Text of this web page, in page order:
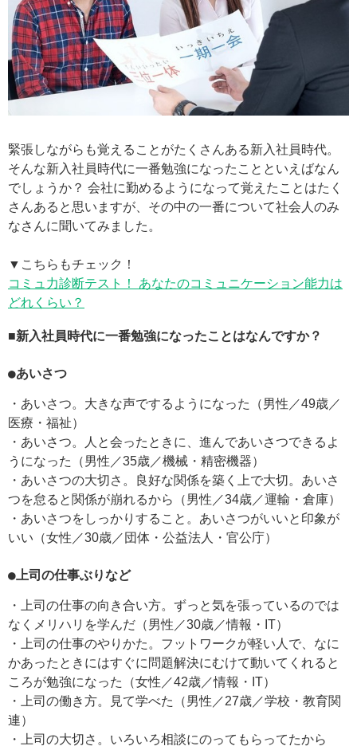
緊張しながらも覚えることがたくさんある新入社員時代。
そんな新入社員時代に一番勉強になったことといえばなん
でしょうか？ 会社に勤めるようになって覚えたことはたく
さんあると思いますが、その中の一番について社会人のみ
なさんに聞いてみました。
▼こちらもチェック！
コミュ力診断テスト！ あなたのコミュニケーション能力は
どれくらい？
■新入社員時代に一番勉強になったことはなんですか？
●あいさつ
・あいさつ。大きな声でするようになった（男性／49歳／
医療・福祉）
・あいさつ。人と会ったときに、進んであいさつできるよ
うになった（男性／35歳／機械・精密機器）
・あいさつの大切さ。良好な関係を築く上で大切。あいさ
つを怠ると関係が崩れるから（男性／34歳／運輸・倉庫）
・あいさつをしっかりすること。あいさつがいいと印象が
いい（女性／30歳／団体・公益法人・官公庁）
●上司の仕事ぶりなど
・上司の仕事の向き合い方。ずっと気を張っているのでは
なくメリハリを学んだ（男性／30歳／情報・IT）
・上司の仕事のやりかた。フットワークが軽い人で、なに
かあったときにはすぐに問題解決にむけて動いてくれると
ころが勉強になった（女性／42歳／情報・IT）
・上司の働き方。見て学べた（男性／27歳／学校・教育関
連）
・上司の大切さ。いろいろ相談にのってもらってたから